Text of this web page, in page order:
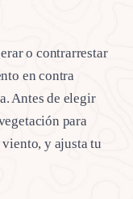
o contrarrestar
en contra
Antes de elegir
para
y ajusta tu